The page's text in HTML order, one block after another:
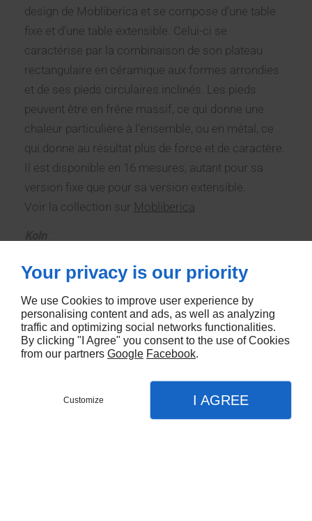
design de Mobliberica et se compose d’une table
fixe et d’une table extensible. Celui-ci se
caractérise par la combinaison de son plateau
rectangulaire en céramique aux formes arrondies
et de ses pieds circulaires inclinés. Les pieds
peuvent être en frêne massif, ce qui donne une
chaleur particulière à l’ensemble, ou en métal, ce
qui donne au résultat plus de force et de caractère.
Il est disponible en 16 mesures, autant pour sa
version fixe que pour sa version extensible.
Voir la collection sur Mobliberica
CONTACTEZ-NOUS
Your privacy is our priority
We use Cookies to improve user experience by
personalising content and ads, as well as analyzing
traffic and optimizing social networks functionalities.
By clicking "I Agree" you consent to the use of Cookies
from our partners Google Facebook.
Customize I AGREE